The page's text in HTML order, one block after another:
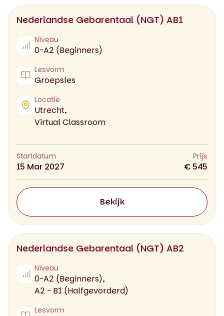
Nederlandse Gebarentaal (NGT) AB1
Niveau
0-A2 (Beginners)
Lesvorm
Groepsles
Locatie
Utrecht,
Virtual Classroom
Startdatum
15 Mar 2027
Prijs
€ 545
Bekijk
Nederlandse Gebarentaal (NGT) AB2
Niveau
0-A2 (Beginners),
A2 - B1 (Halfgevorderd)
Lesvorm